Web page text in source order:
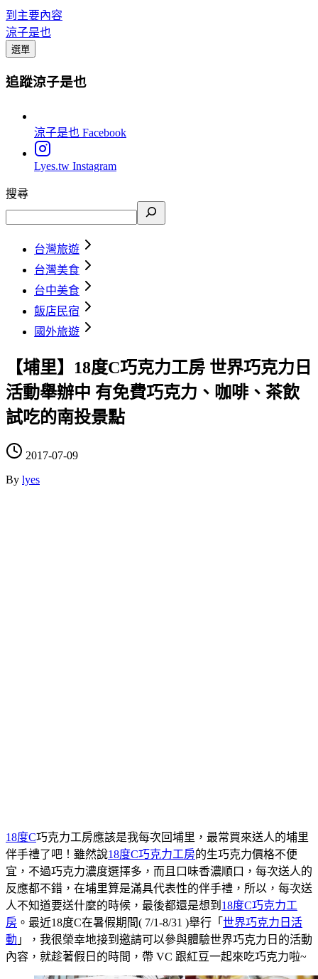
到主要內容
涼子是也
選單
追蹤涼子是也
涼子是也 Facebook
Lyes.tw Instagram
搜尋
台灣旅遊
台灣美食
台中美食
飯店民宿
國外旅遊
【埔里】18度C巧克力工房 世界巧克力日
活動舉辦中 有免費巧克力、咖啡、茶飲
試吃的南投景點
2017-07-09
By lyes
18度C巧克力工房應該是我每次回埔里，最常買來送人的埔里
伴手禮了吧！雖然說18度C巧克力工房的生巧克力價格不便
宜，不過巧克力濃度選擇多，而且口味香濃順口，每次送人的
反應都不錯，在埔里算是滿具代表性的伴手禮，所以，每次送
人不知道要送什麼的時候，最後都還是想到 18度C巧克力工
房 。最近18度C在暑假期間( 7/1-8/31 )舉行「 世界巧克力日活
動 」，我很榮幸地接到邀請可以參與體驗世界巧克力日的活動
內容，就趁著假日的時間，帶 VC 跟紅豆一起來吃巧克力啦~